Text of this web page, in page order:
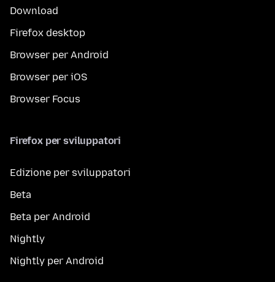
Download
Firefox desktop
Browser per Android
Browser per iOS
Browser Focus
Firefox per sviluppatori
Edizione per sviluppatori
Beta
Beta per Android
Nightly
Nightly per Android